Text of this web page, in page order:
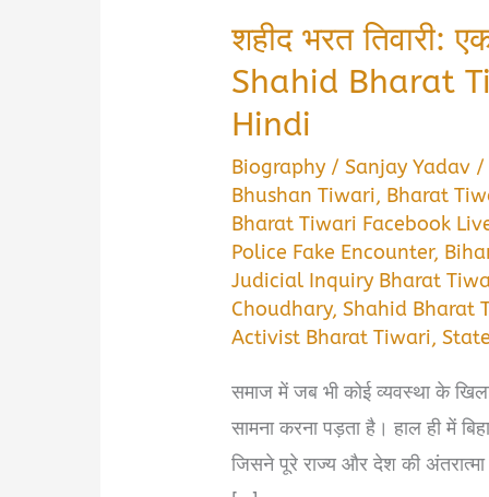
शहीद भरत तिवारी:
Shahid Bharat
Hindi
Biography /Sanjay Yadav
Bhushan Tiwari, Bharat
Bharat Tiwari Facebook
Police Fake Encounter,
Judicial Inquiry Bharat
Choudhary,Shahid Bharat
Activist Bharat Tiwari,
समाज में जब भी कोई व्यवस्था के
सामना करना पड़ता है। हाल ही में
जिसने पूरे राज्य और देश की